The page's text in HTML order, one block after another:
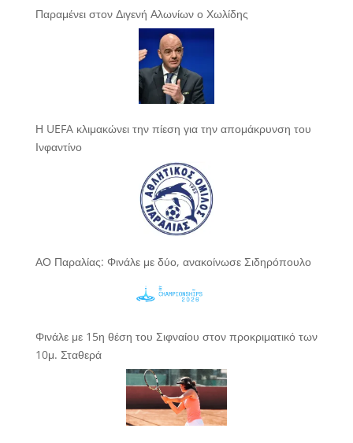
Παραμένει στον Διγενή Αλωνίων ο Χωλίδης
Η UEFA κλιμακώνει την πίεση για την απομάκρυνση του
Ινφαντίνο
ΑΟ Παραλίας: Φινάλε με δύο, ανακοίνωσε Σιδηρόπουλο
Φινάλε με 15η θέση του Σιφναίου στον προκριματικό των
10μ. Σταθερά